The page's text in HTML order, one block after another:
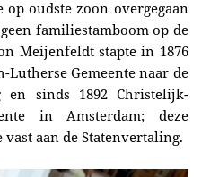
oudste zoon overgegaan
familiestamboom op de
Meijenfeldt stapte in 1876
Lutherse Gemeente naar de
en sinds 1892 Christelijk-
in Amsterdam; deze
aan de Statenvertaling.